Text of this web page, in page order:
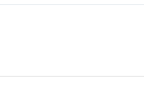
– start retargeting